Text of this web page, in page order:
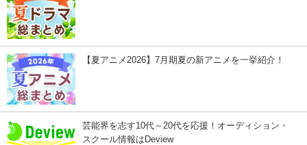
【夏アニメ2026】7月期夏の新アニメを一挙紹介！
芸能界を志す10代～20代を応援！オーディション・
スクール情報はDeview